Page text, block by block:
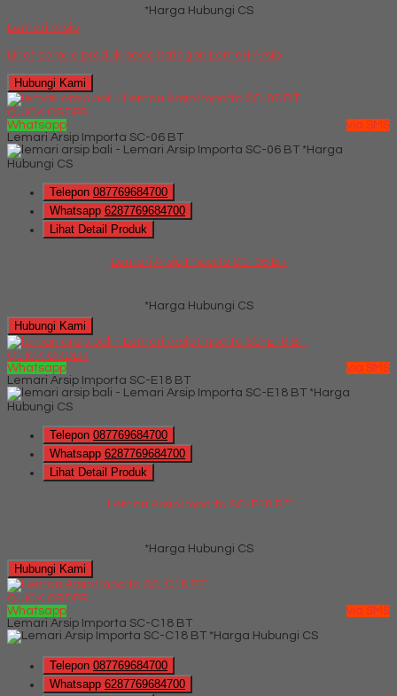
*Harga Hubungi CS
Lemari Arsip
Lihat semua produk pada kategori Lemari Arsip
Hubungi Kami
QUICK ORDER
Whatsapp
via SMS
Lemari Arsip Importa SC-06 BT
*Harga
Hubungi CS
Telepon 087769684700
Whatsapp 6287769684700
Lihat Detail Produk
Lemari Arsip Importa SC-06 BT
*Harga Hubungi CS
Hubungi Kami
QUICK ORDER
Whatsapp
via SMS
Lemari Arsip Importa SC-E18 BT
*Harga
Hubungi CS
Telepon 087769684700
Whatsapp 6287769684700
Lihat Detail Produk
Lemari Arsip Importa SC-E18 BT
*Harga Hubungi CS
Hubungi Kami
QUICK ORDER
Whatsapp
via SMS
Lemari Arsip Importa SC-C18 BT
*Harga Hubungi CS
Telepon 087769684700
Whatsapp 6287769684700